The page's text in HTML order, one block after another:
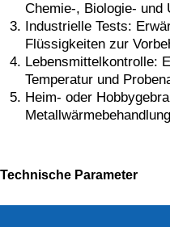
Chemie-, Biologie- und
Industrielle Tests:
Flüssigkeiten zur
Lebensmittelkontrolle:
Temperatur und
Heim- oder
Technische Parameter